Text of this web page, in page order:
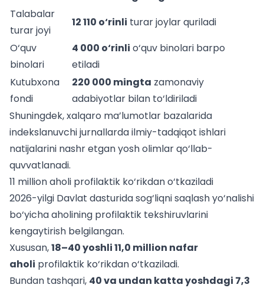
Talabalar
turar joyi
12 110 o‘rinli turar joylar quriladi
O‘quv
binolari
4 000 o‘rinli o‘quv binolari barpo
etiladi
Kutubxona
fondi
220 000 mingta zamonaviy
adabiyotlar bilan to‘ldiriladi
Shuningdek, xalqaro ma’lumotlar bazalarida
indekslanuvchi jurnallarda ilmiy-tadqiqot ishlari
natijalarini nashr etgan yosh olimlar qo‘llab-
quvvatlanadi.
11 million aholi profilaktik ko‘rikdan o‘tkaziladi
2026-yilgi Davlat dasturida sog‘liqni saqlash yo‘nalishi
bo‘yicha aholining profilaktik tekshiruvlarini
kengaytirish belgilangan.
Xususan,18–40 yoshli 11,0 million nafar
aholi profilaktik ko‘rikdan o‘tkaziladi.
Bundan tashqari, 40 va undan katta yoshdagi 7,3